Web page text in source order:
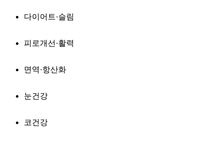
다이어트·슬림
피로개선·활력
면역·항산화
눈건강
코건강